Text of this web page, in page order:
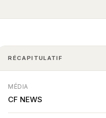
RÉCAPITULATIF
MÉDIA
CF NEWS